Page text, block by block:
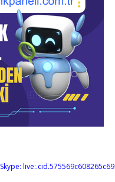
Skype: live:.cid.575569c608265c69